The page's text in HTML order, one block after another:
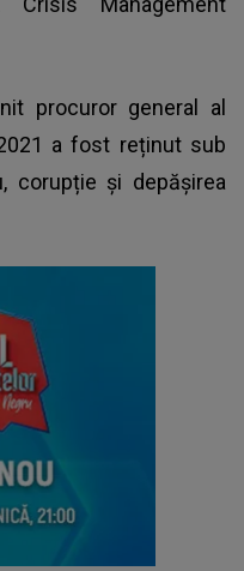
procuror general al
a fost reținut sub
corupție și depășirea